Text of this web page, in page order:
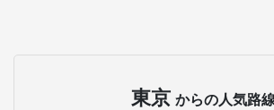
東京 からの人気路